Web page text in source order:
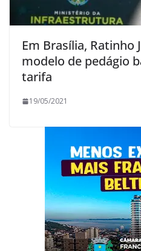
Em Brasília, Ratinho
modelo de pedágio
tarifa
19/05/2021